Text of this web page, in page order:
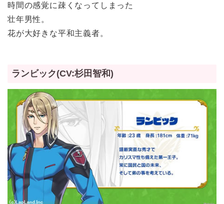
時間の感覚に疎くなってしまった
壮年男性。
花が大好きな平和主義者。
ランビック(CV:杉田智和)